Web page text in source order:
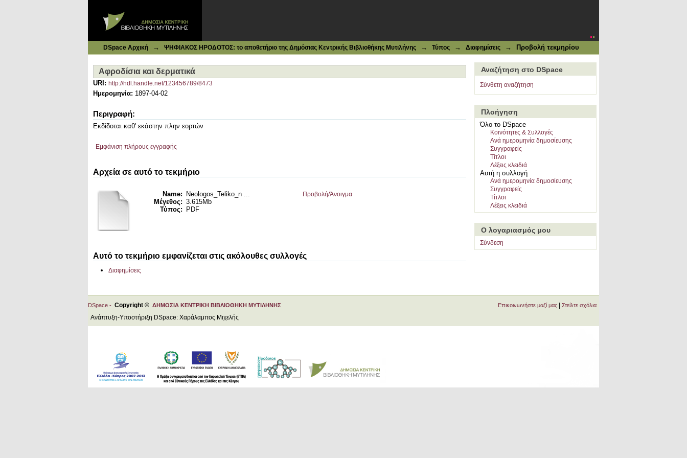
DSpace Αρχική → ΨΗΦΙΑΚΟΣ ΗΡΟΔΟΤΟΣ: το αποθετήριο της Δημόσιας Κεντρικής Βιβλιοθήκης Μυτιλήνης → Τύπος → Διαφημίσεις → Προβολή τεκμηρίου
Αφροδίσια και δερματικά
URI: http://hdl.handle.net/123456789/8473
Ημερομηνία: 1897-04-02
Περιγραφή:
Εκδίδοται καθ' εκάστην πλην εορτών
Εμφάνιση πλήρους εγγραφής
Αρχεία σε αυτό το τεκμήριο
Name:
Neologos_Teliko_n ...
Μέγεθος: 3.615Mb
Τύπος:
PDF
Προβολή/Άνοιγμα
Αυτό το τεκμήριο εμφανίζεται στις ακόλουθες συλλογές
Διαφημίσεις
Αναζήτηση στο DSpace
Σύνθετη αναζήτηση
Πλοήγηση
Όλο το DSpace
Κοινότητες & Συλλογές
Ανά ημερομηνία δημοσίευσης
Συγγραφείς
Τίτλοι
Λέξεις κλειδιά
Αυτή η συλλογή
Ανά ημερομηνία δημοσίευσης
Συγγραφείς
Τίτλοι
Λέξεις κλειδιά
Ο λογαριασμός μου
Σύνδεση
DSpace - Copyright © ΔΗΜΟΣΙΑ ΚΕΝΤΡΙΚΗ ΒΙΒΛΙΟΘΗΚΗ ΜΥΤΙΛΗΝΗΣ
Ανάπτυξη-Υποστήριξη DSpace: Χαράλαμπος Μιχελής
Επικοινωνήστε μαζί μας Στείλτε σχόλια